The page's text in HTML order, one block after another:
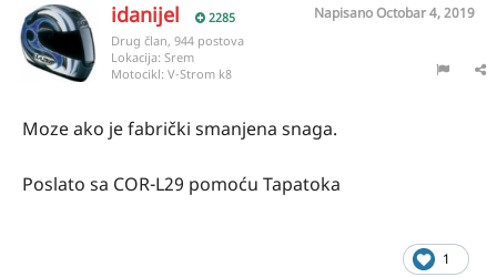
idanijel 2285 NapisanoOctobar 4, 2019
Drug član, 944 postova
Lokacija: Srem
Motocikl: V-Strom k8
Moze ako je fabrički smanjena snaga.
Poslato sa COR-L29 pomoću Tapatoka
1